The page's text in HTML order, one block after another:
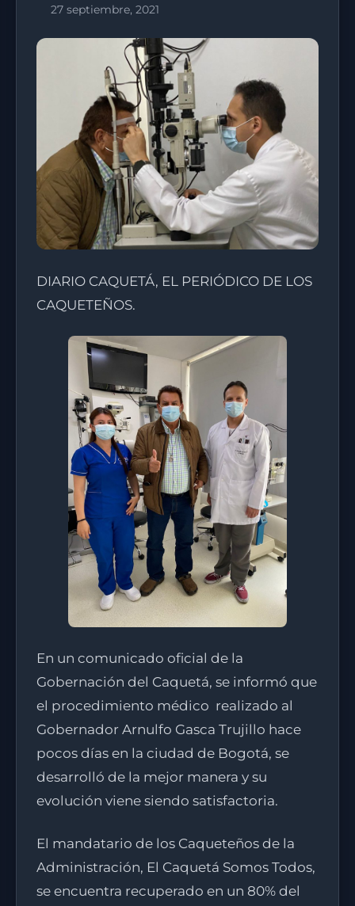
27 septiembre, 2021
DIARIO CAQUETÁ, EL PERIÓDICO DE LOS
CAQUETEÑOS.
En un comunicado oficial de la
Gobernación del Caquetá, se informó que
el procedimiento médico realizado al
Gobernador Arnulfo Gasca Trujillo hace
pocos días en la ciudad de Bogotá, se
desarrolló de la mejor manera y su
evolución viene siendo satisfactoria.
El mandatario de los Caqueteños de la
Administración, El Caquetá Somos Todos,
se encuentra recuperado en un 80% del